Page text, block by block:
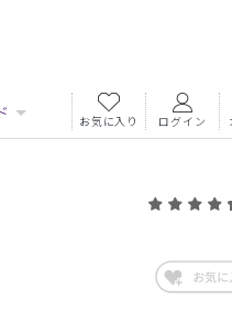
お気に入り ログイン